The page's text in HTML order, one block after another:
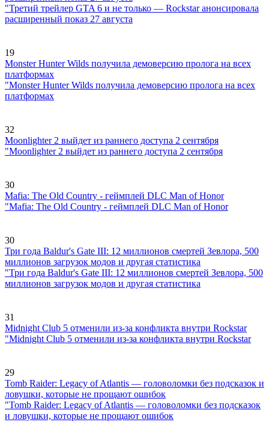
"Третий трейлер GTA 6 и не только — Rockstar анонсировала
расширенный показ 27 августа
19
Monster Hunter Wilds получила демоверсию пролога на всех
платформах
"Monster Hunter Wilds получила демоверсию пролога на всех
платформах
32
Moonlighter 2 выйдет из раннего доступа 2 сентября
"Moonlighter 2 выйдет из раннего доступа 2 сентября
30
Mafia: The Old Country - геймплей DLC Man of Honor
"Mafia: The Old Country - геймплей DLC Man of Honor
30
Три года Baldur's Gate III: 12 миллионов смертей Зевлора, 500
миллионов загрузок модов и другая статистика
"Три года Baldur's Gate III: 12 миллионов смертей Зевлора, 500
миллионов загрузок модов и другая статистика
31
Midnight Club 5 отменили из-за конфликта внутри Rockstar
"Midnight Club 5 отменили из-за конфликта внутри Rockstar
29
Tomb Raider: Legacy of Atlantis — головоломки без подсказок и
ловушки, которые не прощают ошибок
"Tomb Raider: Legacy of Atlantis — головоломки без подсказок
и ловушки, которые не прощают ошибок